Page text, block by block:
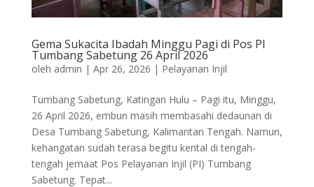
Gema Sukacita Ibadah Minggu Pagi di Pos PI
Tumbang Sabetung 26 April 2026
oleh admin | Apr 26, 2026 | Pelayanan Injil
Tumbang Sabetung, Katingan Hulu – Pagi itu, Minggu,
26 April 2026, embun masih membasahi dedaunan di
Desa Tumbang Sabetung, Kalimantan Tengah. Namun,
kehangatan sudah terasa begitu kental di tengah-
tengah jemaat Pos Pelayanan Injil (PI) Tumbang
Sabetung. Tepat...